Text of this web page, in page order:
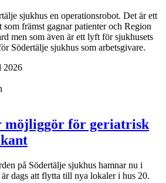
sjukhus en operationsrobot. Det är ett
främst gagnar patienter och Region
men som även är ett lyft för sjukhusets
Södertälje sjukhus som arbetsgivare.
2026
möjliggör för geriatrisk
på Södertälje sjukhus hamnar nu i
dags att flytta till nya lokaler i hus 20.